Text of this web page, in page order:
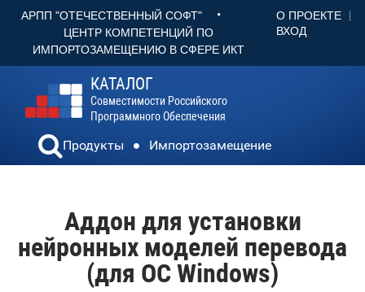
АРПП "ОТЕЧЕСТВЕННЫЙ СОФТ" •
ЦЕНТР КОМПЕТЕНЦИЙ ПО
ИМПОРТОЗАМЕЩЕНИЮ В СФЕРЕ ИКТ
О ПРОЕКТЕ
ВХОД
КАТАЛОГ
Совместимости Российского
Программного Обеспечения
Продукты Импортозамещение
Аддон для установки
нейронных моделей перевода
(для ОС Windows)